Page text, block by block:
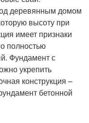
деревянным домом
высоту при
имеет признаки
полностью
Фундамент с
укрепить
конструкция –
бетонной